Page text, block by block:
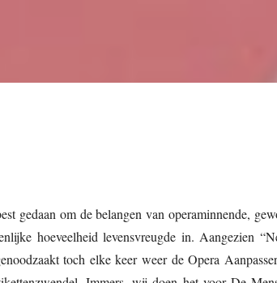
gedaan om de belangen van operaminnende,
hoeveelheid levensvreugde in. Aangezien
toch elke keer weer de Opera